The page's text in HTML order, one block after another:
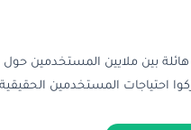
بين ملايين المستخدمين حول
احتياجات المستخدمين